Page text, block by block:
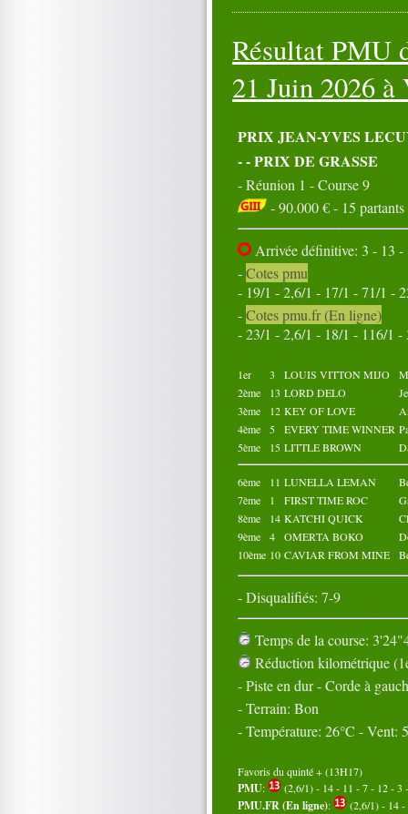
21
22 23 24
25
31
Résultat PMU
21 Juin 2026 à
PRIX JEAN-YVES
-- PRIX DE GRASSE
- Réunion 1 - Course 9
- 90.000 € - 15
Arrivée définitive: 3 - 13 -
-Cotes pmu
- 19/1 - 2,6/1 - 17/1 - 71/1 -
-Cotes pmu.fr (En ligne)
- 23/1 - 2,6/1 - 18/1 - 116/1 -
1er 3 LOUIS VITTON MIJO
2ème
13 LORD DELO
3ème
12 KEY OF LOVE
4ème
5 EVERY TIME WINNER
5ème
15 LITTLE BROWN
6ème 11 LUNELLA LEMAN
7ème
1 FIRST TIME ROC
8ème
14 KATCHI QUICK
9ème
4 OMERTA BOKO
10ème 10 CAVIAR FROM MINE
- Disqualifiés: 7-9
Temps de la course:
Réduction kilométrique
- Piste en dur - Corde à
- Terrain: Bon
- Température: 26°C - Vent:
Favoris du quinté + (13H17)
PMU: (2,6/1) - 14 - 11 - 7 - 12 - 3
PMU.FR (En ligne): (2,6/1) - 14